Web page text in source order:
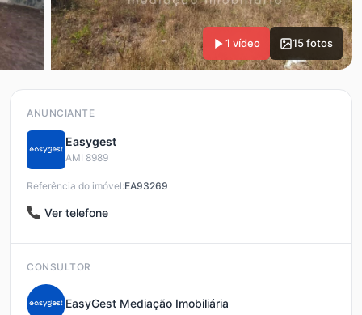
1 vídeo 15 fotos
ANUNCIANTE
Easygest
AMI 8989
Referência do imóvel:EA93269
Ver telefone
CONSULTOR
EasyGest Mediação Imobiliária